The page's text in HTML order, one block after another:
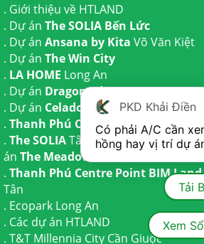
. Giới thiệu về HTLAND
. Dự án The SOLIA Bến Lức
. Dự án Ansana by Kita Võ Văn Kiệt
. Dự án The Win City
. LA HOME Long An
. Dự án Dragon Eden Long An
. Dự án Celadon City
Tân Phú
. Thanh Phú Centre PointBến Lức
. The SOLIATây Ninh | Dự ánThe
án The Meadow
. Thanh Phú Centre Point BIM Land
Tân
. Ecopark Long An
. Các dự án HTLAND
. T&T Millennia City Cần Giuộc
PKD Khải Điền
Có phải A/C cần
hồng hay vị trí dự
Tải
Xem